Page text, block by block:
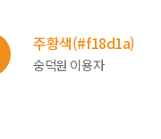
주황색(#f18d1a)
숭덕원 이용자